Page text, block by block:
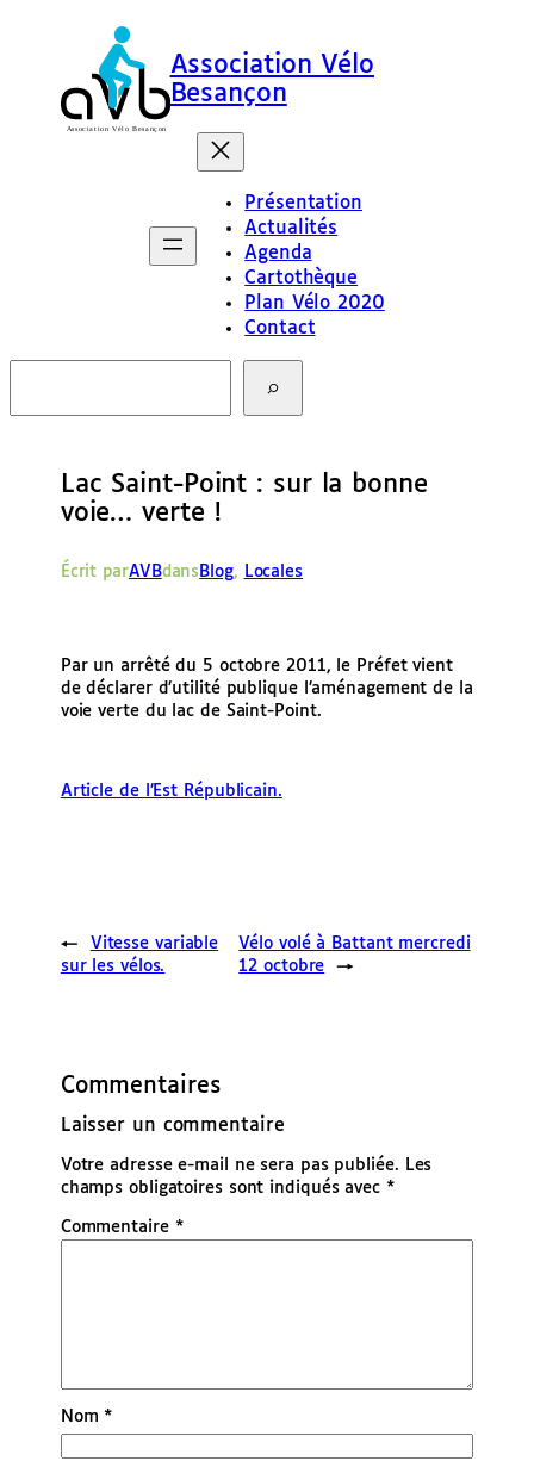
Association Vélo
Besançon
Présentation
Actualités
Agenda
Cartothèque
Plan Vélo 2020
Contact
c
Lac Saint-Point : sur la bonne
voie… verte !
Écrit parAVBdans Blog, Locales
Par un arrêté du 5 octobre 2011, le Préfet vient
de déclarer d’utilité publique l’aménagement de la
voie verte du lac de Saint-Point.
Article de l’Est Républicain.
←
Vitesse variable
sur les vélos.
Vélo volé à Battant mercredi
12 octobre
→
Commentaires
Laisser un commentaire
Votre adresse e-mail ne sera pas publiée.
Les
champs obligatoires sont indiqués avec *
Commentaire *
Nom*